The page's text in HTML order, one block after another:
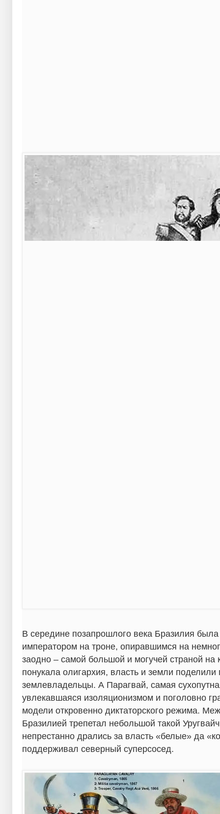
В середине позапрошлого века Бразилия
императором на троне, опиравшимся на
заодно – самой большой и могучей страной на
понукала олигархия, власть и земли
землевладельцы. А Парагвай, самая
увлекавшаяся изоляционизмом и поголовно
модели откровенно диктаторского режима.
Бразилией трепетал небольшой такой
непрестанно дрались за власть «белые» да
поддерживал северный суперсосед.